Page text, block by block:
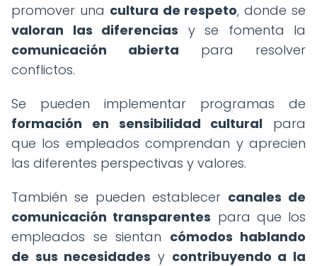
promover una cultura de respeto, donde se
valoran las diferencias y se fomenta la
comunicación abierta para resolver
conflictos.
Se pueden implementar programas de
formación en sensibilidad cultural para
que los empleados comprendan y aprecien
las diferentes perspectivas y valores.
También se pueden establecer canales de
comunicación transparentes para que los
empleados se sientan cómodos hablando
de sus necesidades y contribuyendo a la